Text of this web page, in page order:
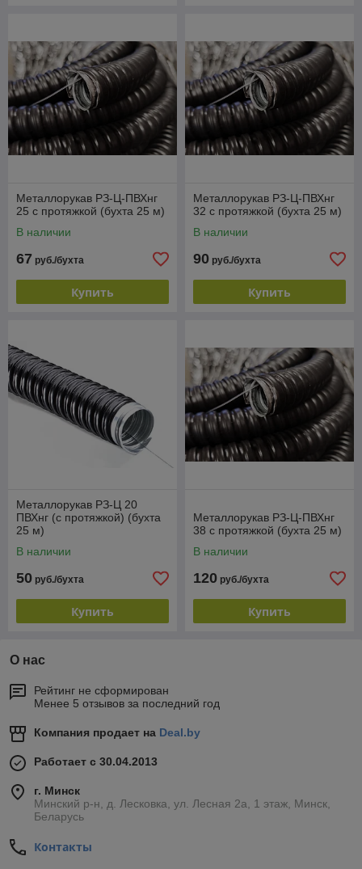
Металлорукав РЗ-Ц-ПВХнг
25 с протяжкой (бухта 25 м)
В наличии
67 руб./бухта
Купить
Металлорукав РЗ-Ц-ПВХнг
32 с протяжкой (бухта 25 м)
В наличии
90 руб./бухта
Купить
Металлорукав РЗ-Ц 20
ПВХнг (с протяжкой) (бухта
25 м)
В наличии
50 руб./бухта
Купить
Металлорукав РЗ-Ц-ПВХнг
38 с протяжкой (бухта 25 м)
В наличии
120 руб./бухта
Купить
О нас
Рейтинг не сформирован
Менее 5 отзывов за последний год
Компания продает на Deal.by
Работает с 30.04.2013
г. Минск
Минский р-н, д. Лесковка, ул. Лесная 2а, 1 этаж, Минск,
Беларусь
Контакты